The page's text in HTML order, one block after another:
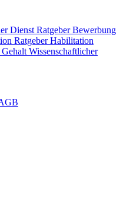
Dienst Ratgeber Bewerbung
Ratgeber Habilitation
Gehalt Wissenschaftlicher